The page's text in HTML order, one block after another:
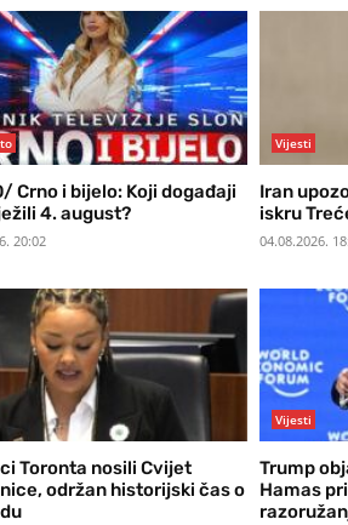
Crno i bijelo: Koji događaji
4. august?
20:02
Vijesti
Iran
iskru
04.08.2026.
Toronta nosili Cvijet
održan historijski čas o
Vijesti
Trump
Hamas